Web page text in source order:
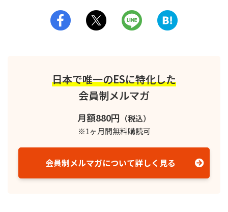
日本で唯一のESに特化した
会員制メルマガ
月額880円 （税込）
※1ヶ月間無料購読可
会員制メルマガについて詳しく見る